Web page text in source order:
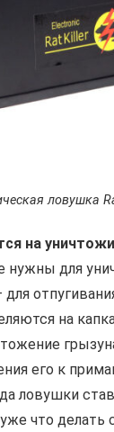
ловушка
на
нужны для
на
его к
ловушки
что делать